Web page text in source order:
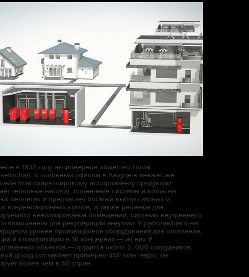
в 1932 году акционерное общество Hoval
с головным офисом в Вадуце в княжестве
благодаря широкому ассортименту продукции
тепловые насосы, солнечные системы и котлы на
пеллетах и предлагает богатый выбор газовых и
конденсационных котлов, а также решения для
вентилирования помещений, системы внутреннего
и компоненты для рекуперации энергии. У работающего на
уровне производителя оборудования для отопления,
и климатизации в 16 концернах — из них 9
объектов — трудится около 2. 000 сотрудников.
доход составляет примерно 450 млн. евро, он
более чем в 50 стран.